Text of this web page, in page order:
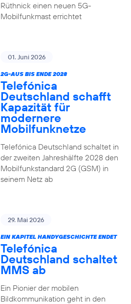
Rüthnick einen neuen 5G-
Mobilfunkmast errichtet
01. Juni 2026
2G-AUS BIS ENDE 2028
Telefónica
Deutschland schafft
Kapazität für
modernere
Mobilfunknetze
Telefónica Deutschland schaltet in
der zweiten Jahreshälfte 2028 den
Mobilfunkstandard 2G (GSM) in
seinem Netz ab
29. Mai 2026
EIN KAPITEL HANDYGESCHICHTE ENDET
Telefónica
Deutschland schaltet
MMS ab
Ein Pionier der mobilen
Bildkommunikation geht in den